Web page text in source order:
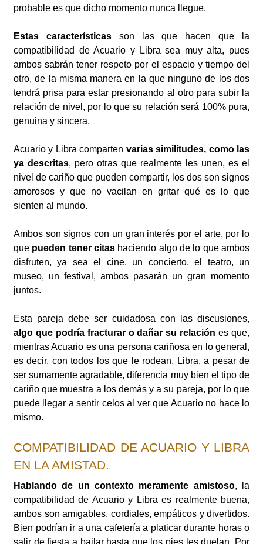
probable es que dicho momento nunca llegue.
Estas característicasson las que hacen que la
compatibilidad de Acuario y Libra sea muy alta, pues
ambos sabrán tener respeto por el espacio y tiempo del
otro, de la misma manera en la que ninguno de los dos
tendrá prisa para estar presionando al otro para subir la
relación de nivel, por lo que su relación será 100% pura,
genuina y sincera.
Acuario y Libra comparten varias similitudes, como las
ya descritas, pero otras que realmente les unen, es el
nivel de cariño que pueden compartir, los dos son signos
amorosos y que no vacilan en gritar qué es lo que
sienten al mundo.
Ambos son signos con un gran interés por el arte, por lo
que pueden tener citas haciendo algo de lo que ambos
disfruten, ya sea el cine, un concierto, el teatro, un
museo, un festival, ambos pasarán un gran momento
juntos.
Esta pareja debe ser cuidadosa con las discusiones,
algo que podría fracturar o dañar su relación es que,
mientras Acuario es una persona cariñosa en lo general,
es decir, con todos los que le rodean, Libra, a pesar de
ser sumamente agradable, diferencia muy bien el tipo de
cariño que muestra a los demás y a su pareja, por lo que
puede llegar a sentir celos al ver que Acuario no hace lo
mismo.
COMPATIBILIDAD DE ACUARIO Y LIBRA
EN LA AMISTAD.
Hablando de un contexto meramente amistoso, la
compatibilidad de Acuario y Libra es realmente buena,
ambos son amigables, cordiales, empáticos y divertidos.
Bien podrían ir a una cafetería a platicar durante horas o